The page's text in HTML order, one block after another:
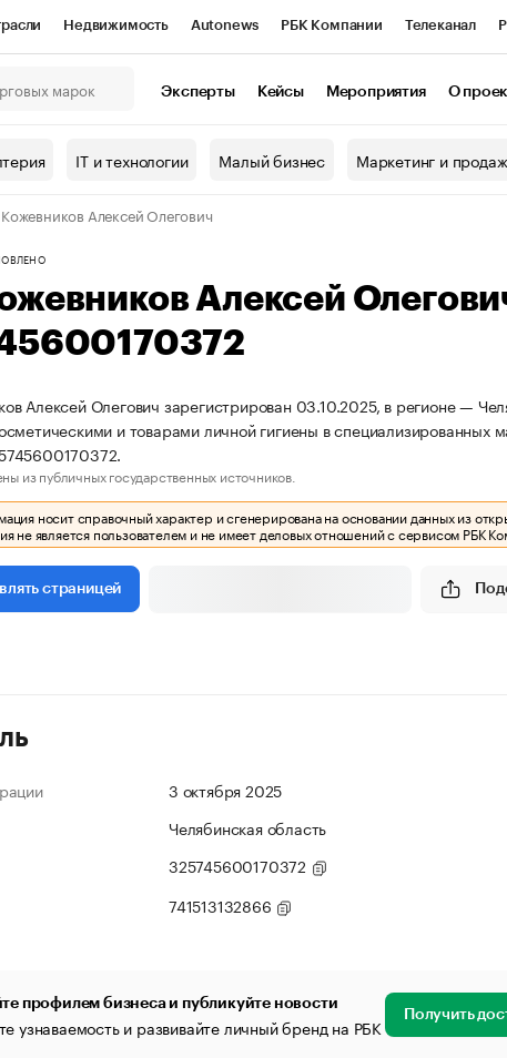
Недвижимость Autonews РБК Компании Телеканал
Проверка контрагентов
Эксперты Кейсы Мероприятия О
IT и технологии Малый бизнес Маркетинг и
Алексей Олегович
Алексей
Алексей Олегович зарегистрирован 03.10.2025, в регионе —
и товарами личной гигиены в
из публичных государственных источников.
носит справочный характер и сгенерирована на основании данных из
не является пользователем и не имеет деловых отношений с сервисом РБК
страницей
3 октября 2025
Челябинская область
325745600170372
741513132866
профилем бизнеса и публикуйте новости
узнаваемость и развивайте личный бренд на РБК Получить